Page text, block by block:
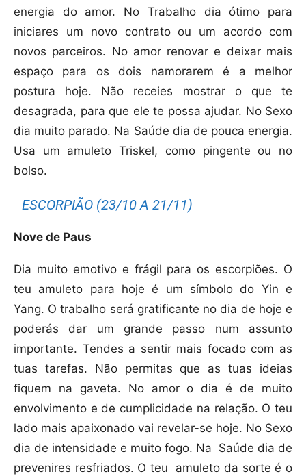
energia do amor. No Trabalho dia ótimo para
iniciares um novo contrato ou um acordo com
novos parceiros. No amor renovar e deixar mais
espaço para os dois namorarem é a melhor
postura hoje. Não receies mostrar o que te
desagrada, para que ele te possa ajudar. No Sexo
dia muito parado. Na Saúde dia de pouca energia.
Usa um amuleto Triskel, como pingente ou no
bolso.
ESCORPIÃO (23/10 A 21/11)
Nove de Paus
Dia muito emotivo e frágil para os escorpiões. O
teu amuleto para hoje é um símbolo do Yin e
Yang. O trabalho será gratificante no dia de hoje e
poderás dar um grande passo num assunto
importante. Tendes a sentir mais focado com as
tuas tarefas. Não permitas que as tuas ideias
fiquem na gaveta. No amor o dia é de muito
envolvimento e de cumplicidade na relação. O teu
lado mais apaixonado vai revelar-se hoje. No Sexo
dia de intensidade e muito fogo. Na Saúde dia de
prevenires resfriados. O teu
amuleto da sorte é o